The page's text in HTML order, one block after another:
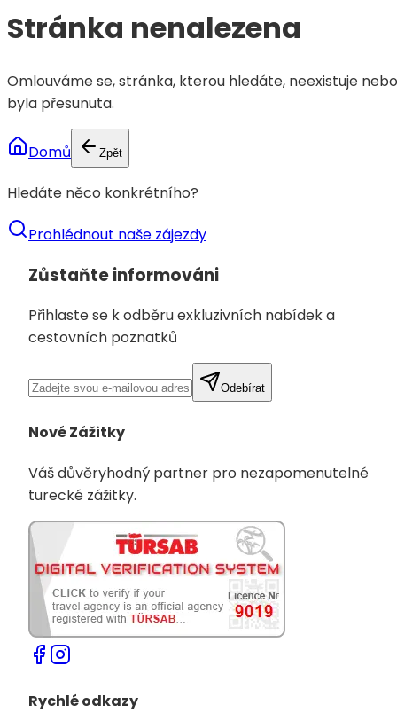
Stránka nenalezena
Omlouváme se, stránka, kterou hledáte, neexistuje nebo
byla přesunuta.
Domů Zpět
Hledáte něco konkrétního?
Prohlédnout naše zájezdy
Zůstaňte informováni
Přihlaste se k odběru exkluzivních nabídek a
cestovních poznatků
Odebírat
Nové Zážitky
Váš důvěryhodný partner pro nezapomenutelné
turecké zážitky.
Rychlé odkazy